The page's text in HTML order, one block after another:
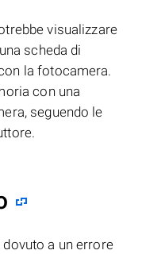
visualizzare
scheda di
la fotocamera.
con una
seguendo le
dovuto a un errore